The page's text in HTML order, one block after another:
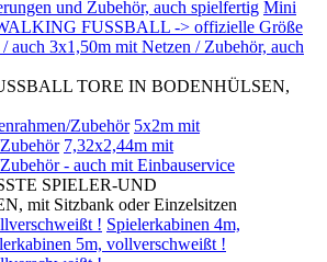
und Zubehör, auch spielfertig Mini
FUSSBALL -> offizielle Größe
3x1,50m mit Netzen / Zubehör, auch
TORE IN BODENHÜLSEN,
Zubehör 5x2m mit
7,32x2,44m mit
- auch mit Einbauservice
SPIELER-UND
mit Sitzbank oder Einzelsitzen
! Spielerkabinen 4m,
5m, vollverschweißt !